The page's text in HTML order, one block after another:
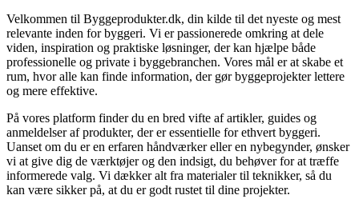
Velkommen til Byggeprodukter.dk, din kilde til det nyeste og mest
relevante inden for byggeri. Vi er passionerede omkring at dele
viden, inspiration og praktiske løsninger, der kan hjælpe både
professionelle og private i byggebranchen. Vores mål er at skabe et
rum, hvor alle kan finde information, der gør byggeprojekter lettere
og mere effektive.
På vores platform finder du en bred vifte af artikler, guides og
anmeldelser af produkter, der er essentielle for ethvert byggeri.
Uanset om du er en erfaren håndværker eller en nybegynder, ønsker
vi at give dig de værktøjer og den indsigt, du behøver for at træffe
informerede valg. Vi dækker alt fra materialer til teknikker, så du
kan være sikker på, at du er godt rustet til dine projekter.